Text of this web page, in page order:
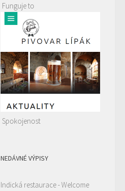
Funguje to
Spokojenost
NEDÁVNÉ VÝPISY
Indická restaurace - Welcome